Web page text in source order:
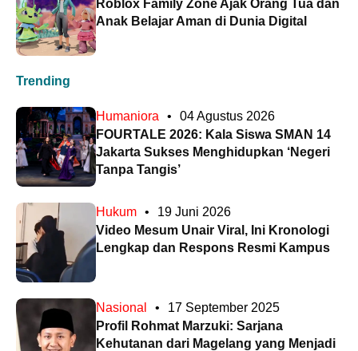
Roblox Family Zone Ajak Orang Tua dan
Anak Belajar Aman di Dunia Digital
Trending
Humaniora •
04 Agustus 2026
FOURTALE 2026: Kala Siswa SMAN 14
Jakarta Sukses Menghidupkan ‘Negeri
Tanpa Tangis’
Hukum •
19 Juni 2026
Video Mesum Unair Viral, Ini Kronologi
Lengkap dan Respons Resmi Kampus
Nasional •
17 September 2025
Profil Rohmat Marzuki: Sarjana
Kehutanan dari Magelang yang Menjadi